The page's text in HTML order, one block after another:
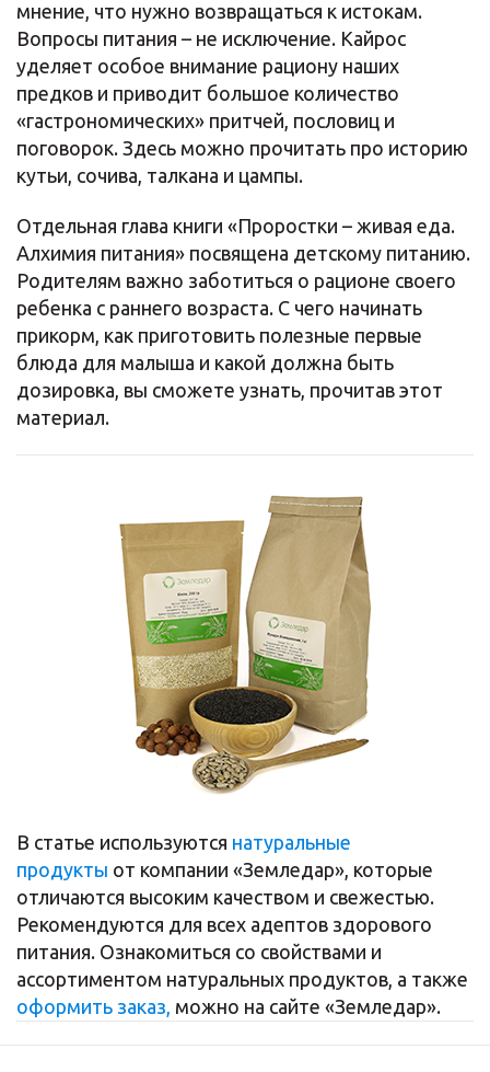
мнение, что нужно возвращаться к истокам.
Вопросы питания – не исключение. Кайрос
уделяет особое внимание рациону наших
предков и приводит большое количество
«гастрономических» притчей, пословиц и
поговорок. Здесь можно прочитать про историю
кутьи, сочива, талкана и цампы.
Отдельная глава книги «Проростки – живая еда.
Алхимия питания» посвящена детскому питанию.
Родителям важно заботиться о рационе своего
ребенка с раннего возраста. С чего начинать
прикорм, как приготовить полезные первые
блюда для малыша и какой должна быть
дозировка, вы сможете узнать, прочитав этот
материал.
В статье используются натуральные
продукты от компании «Земледар», которые
отличаются высоким качеством и свежестью.
Рекомендуются для всех адептов здорового
питания. Ознакомиться со свойствами и
ассортиментом натуральных продуктов, а также
оформить заказ, можно на сайте «Земледар».